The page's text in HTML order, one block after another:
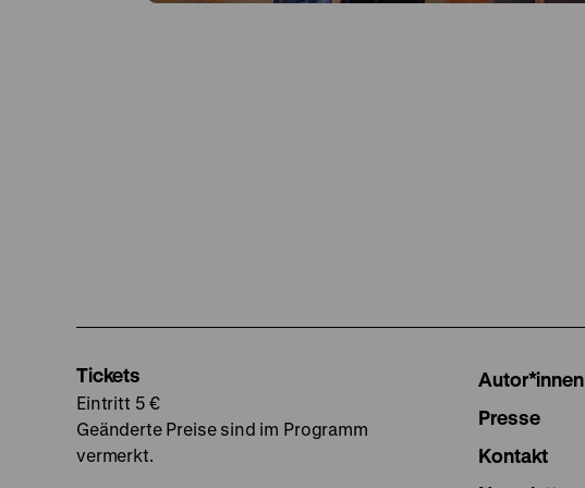
Tickets
Eintritt 5 €
Geänderte Preise sind im Programm
vermerkt.
Autor*innen
Presse
Kontakt